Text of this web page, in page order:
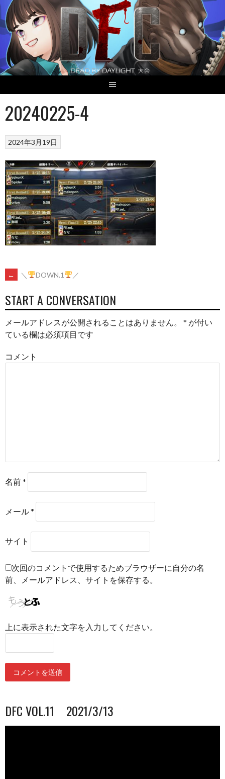
Skip
to
content
20240225-4
2024年3月19日
POST
NAVIGATION
← ＼ DOWN.1 ／
START A CONVERSATION
メールアドレスが公開されることはありません。 * が付い
ている欄は必須項目です
コメント
名前*
メール*
サイト
次回のコメントで使用するためブラウザーに自分の名
前、メールアドレス、サイトを保存する。
上に表示された文字を入力してください。
DFC VOL.11 2021/3/13